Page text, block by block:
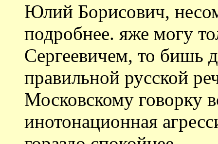
Юлий Борисович,
подробнее. яже могу
Сергеевичем, то бишь
правильной русской
Московскому говорку
инотонационная